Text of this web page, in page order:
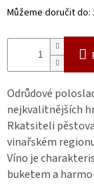
Můžeme doručit do:
Odrůdové
nejkvalitnějších
Rkatsiteli
vinařském
Víno je
buketem a